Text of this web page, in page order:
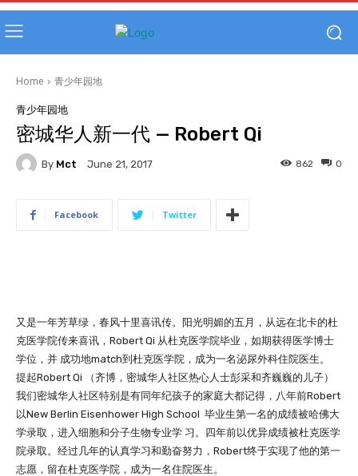
Home 青少年园地
青少年园地
密城华人新一代 — Robert Qi
By Mct June 21, 2017 0
862
Facebook Twitter
又是一年芳草绿，春风十里喜讯传。阳光明媚的五月，从远在北卡的杜
克医学院传来喜讯，Robert Qi 从杜克医学院毕业，如期获得医学博士
学位，并 成功地match到杜克医学院，成为一名泌尿外科住院医生。
提起Robert Qi （齐博，密城华人社区热心人士彭采和齐巍巍的儿子）
我们密城华人社区特别是有同年纪孩子的家庭大都记得，八年前Robert
以New Berlin Eisenhower High School 毕业生第一名的成绩被哈佛大
学录取，进入细胞和分子生物专业学 习。四年前以优异成绩被杜克医学
院录取。经过几年的认真学习和勤奋努力，Robert终于实现了他的第一
志愿，留在杜克医学院，成为一名住院医生。